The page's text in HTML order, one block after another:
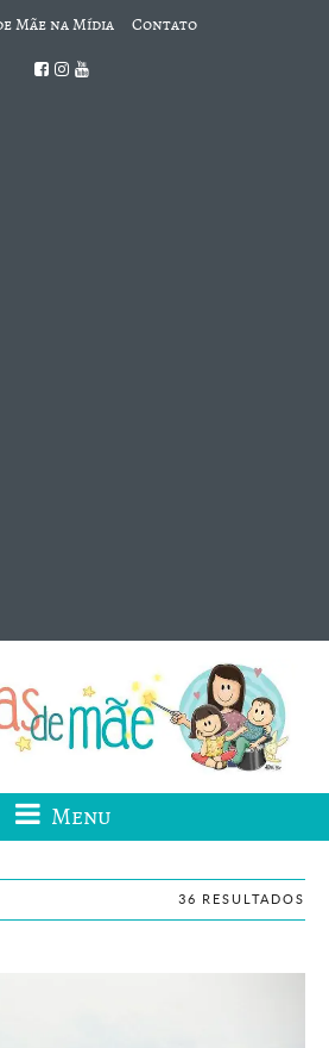
Mãe na Mídia Contato
Menu
36 RESULTADOS